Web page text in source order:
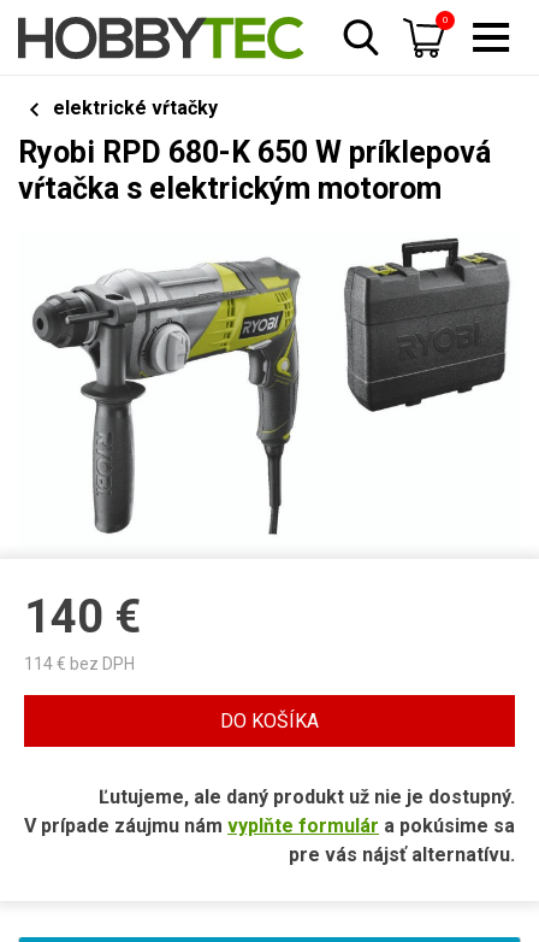
0
elektrické vŕtačky
Ryobi RPD 680-K 650 W príklepová
vŕtačka s elektrickým motorom
140 €
114€ bez DPH
DO KOŠÍKA
Ľutujeme, ale daný produkt už nie je dostupný.
V prípade záujmu nám vyplňte formulár a pokúsime sa
pre vás nájsť alternatívu.